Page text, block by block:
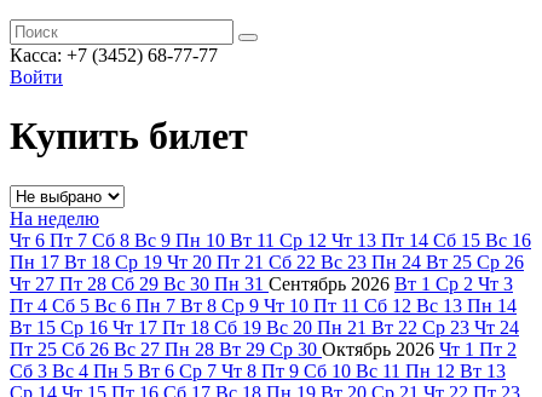
Касса: +7 (3452) 68-77-77
Войти
Купить билет
На неделю
Чт 6 Пт 7 Сб 8 Вс 9 Пн 10 Вт 11 Ср 12 Чт 13 Пт 14 Сб 15 Вс 16
Пн 17 Вт 18 Ср 19 Чт 20 Пт 21 Сб 22 Вс 23 Пн 24 Вт 25 Ср 26
Чт 27 Пт 28 Сб 29 Вс 30 Пн 31 Сентябрь 2026 Вт 1 Ср 2 Чт 3
Пт 4 Сб 5 Вс 6 Пн 7 Вт 8 Ср 9 Чт 10 Пт 11 Сб 12 Вс 13 Пн 14
Вт 15 Ср 16 Чт 17 Пт 18 Сб 19 Вс 20 Пн 21 Вт 22 Ср 23 Чт 24
Пт 25 Сб 26 Вс 27 Пн 28 Вт 29 Ср 30 Октябрь 2026 Чт 1 Пт 2
Сб 3 Вс 4 Пн 5 Вт 6 Ср 7 Чт 8 Пт 9 Сб 10 Вс 11 Пн 12 Вт 13
Ср 14 Чт 15 Пт 16 Сб 17 Вс 18 Пн 19 Вт 20 Ср 21 Чт 22 Пт 23